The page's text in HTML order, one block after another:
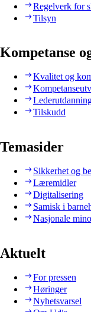
Regelverk for
Tilsyn
Kompetanse
Kvalitet og
Tilskudd
Temasider
Sikkerhet og
Læremidler
Digitalisering
Samisk i
Nasjonale
Aktuelt
For pressen
Høringer
Nyhetsvarsel